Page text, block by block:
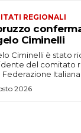
REGIONALI
Ciminelli
Ciminelli è stato
del comitato
Federazione Italiana
2026